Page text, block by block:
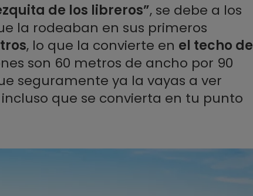
de los libreros”, se debe a los
la rodeaban en sus primeros
, lo que la convierte en el techo de
son 60 metros de ancho por 90
seguramente ya la vayas a ver
que se convierta en tu punto